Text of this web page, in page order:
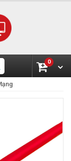
0